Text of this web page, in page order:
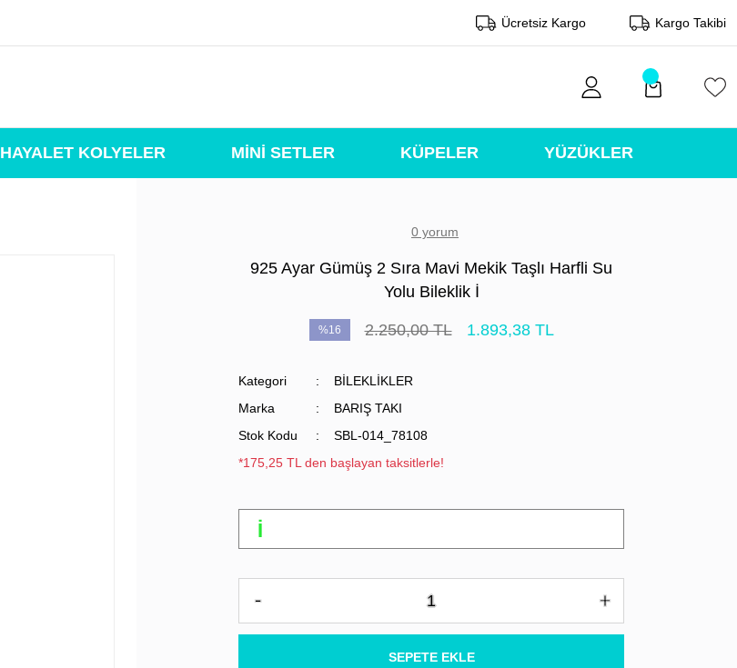
Ücretsiz Kargo Kargo Takibi
HAYALET KOLYELER MİNİ SETLER KÜPELER YÜZÜKLER
0 yorum
925 Ayar Gümüş 2 Sıra Mavi Mekik Taşlı Harfli Su
Yolu Bileklik İ
%16 2.250,00 TL 1.893,38 TL
Kategori
BİLEKLİKLER
Marka
BARIŞ TAKI
Stok Kodu
SBL-014_78108
*175,25 TL den başlayan taksitlerle!
SEPETE EKLE